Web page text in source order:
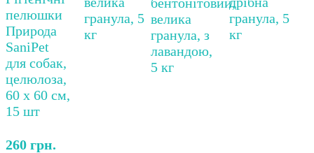
260 грн.